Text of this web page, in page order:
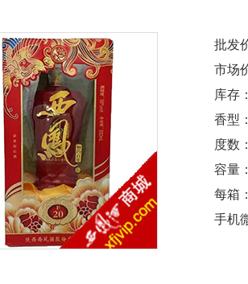
批发
市场
库存
香型
度数
容量
每箱
手机